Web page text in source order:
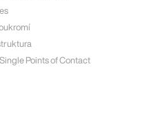
Points of Contact